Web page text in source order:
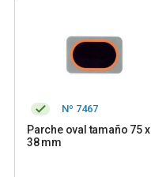
Nº 7467
Parche oval tamaño 75 x
38 mm